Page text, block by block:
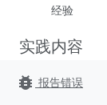
经验
实践内容
创建一款具有以
bug_report 报告错误